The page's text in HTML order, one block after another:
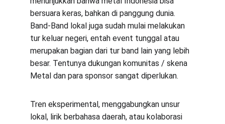
bersuara keras, bahkan di panggung dunia.
Band-Band lokal juga sudah mulai melakukan
tur keluar negeri, entah event tunggal atau
merupakan bagian dari tur band lain yang lebih
besar. Tentunya dukungan komunitas / skena
Metal dan para sponsor sangat diperlukan.
Tren eksperimental, menggabungkan unsur
lokal, lirik berbahasa daerah, atau kolaborasi